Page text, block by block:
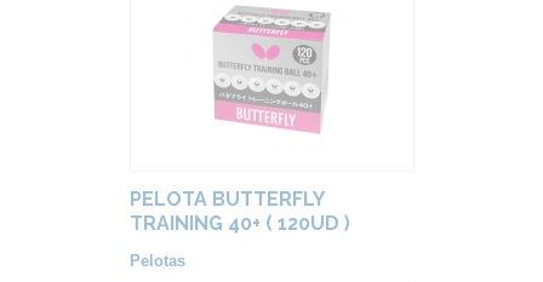
PELOTA BUTTERFLY
TRAINING 40+ ( 120UD )
Pelotas